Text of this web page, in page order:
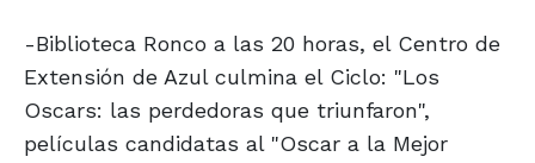
-Biblioteca Ronco a las 20 horas, el Centro de
Extensión de Azul culmina el Ciclo: "Los
Oscars: las perdedoras que triunfaron",
películas candidatas al "Oscar a la Mejor